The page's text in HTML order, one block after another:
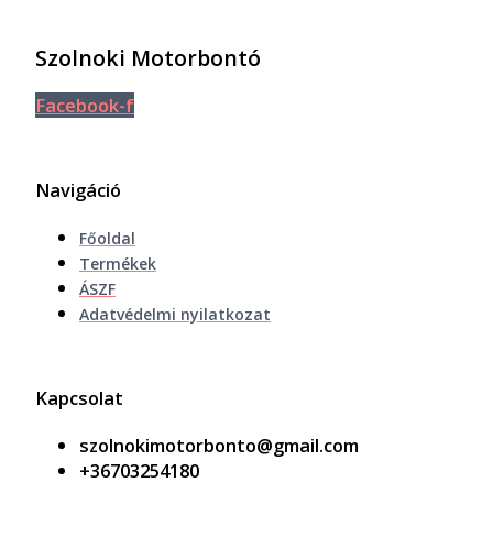
Szolnoki Motorbontó
Facebook-f
Navigáció
Főoldal
Termékek
ÁSZF
Adatvédelmi nyilatkozat
Kapcsolat
szolnokimotorbonto@gmail.com
+36703254180